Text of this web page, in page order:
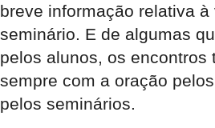
breve informação relativa à
seminário. E de algumas
pelos alunos, os encontros
sempre com a oração
pelos seminários.